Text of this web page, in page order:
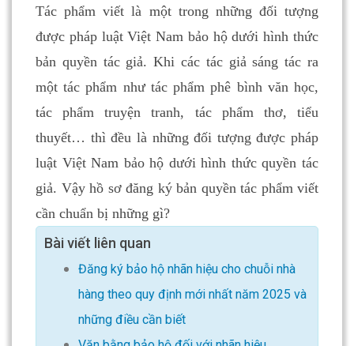
Tác phẩm viết là một trong những đối tượng
được pháp luật Việt Nam bảo hộ dưới hình thức
bản quyền tác giả. Khi các tác giả sáng tác ra
một tác phẩm như tác phẩm phê bình văn học,
tác phẩm truyện tranh, tác phẩm thơ, tiểu
thuyết… thì đều là những đối tượng được pháp
luật Việt Nam bảo hộ dưới hình thức quyền tác
giả. Vậy hồ sơ đăng ký bản quyền tác phẩm viết
cần chuẩn bị những gì?
Bài viết liên quan
Đăng ký bảo hộ nhãn hiệu cho chuỗi nhà
hàng theo quy định mới nhất năm 2025 và
những điều cần biết